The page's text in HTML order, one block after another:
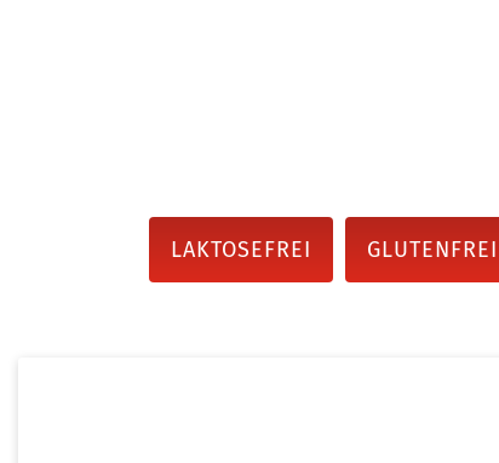
LAKTOSEFREI GLUTENFREI